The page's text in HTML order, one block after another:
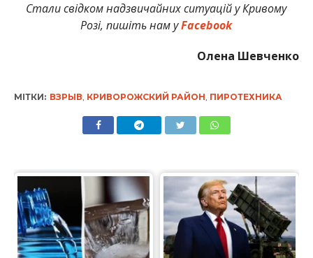
Стали свідком надзвичайних ситуацій у Кривому
Розі, пишіть нам уFacebook
Олена Шевченко
МІТКИ: ВЗРЫВ, КРИВОРОЖСКИЙ РАЙОН, ПИРОТЕХНИКА